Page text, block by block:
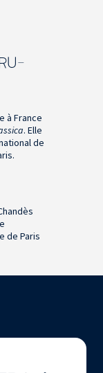
à France
. Elle
de
de Paris